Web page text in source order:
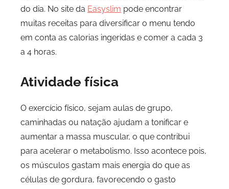
do dia. No site da Easyslim pode encontrar
muitas receitas para diversificar o menu tendo
em conta as calorias ingeridas e comer a cada 3
a 4 horas.
Atividade física
O exercício físico, sejam aulas de grupo,
caminhadas ou natação ajudam a tonificar e
aumentar a massa muscular, o que contribui
para acelerar o metabolismo. Isso acontece pois,
os músculos gastam mais energia do que as
células de gordura, favorecendo o gasto